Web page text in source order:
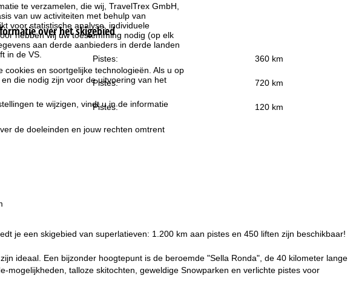
te verzamelen, die wij, TravelTrex GmbH,
van uw activiteiten met behulp van
voor statistische analyse, individuele
hebben wij uw toestemming nodig (op elk
aan derde aanbieders in derde landen
in de VS.
en soortgelijke technologieën. Als u op
die nodig zijn voor de uitvoering van het
te wijzigen, vindt u in de informatie
de doeleinden en jouw rechten omtrent
over het skigebied
Pistes: 360 km
Pistes: 720 km
Pistes: 120 km
je een skigebied van superlatieven: 1.200 km aan pistes en 450 liften zijn beschikbaar!
ideaal. Een bijzonder hoogtepunt is de beroemde "Sella Ronda", de 40 kilometer lange
mogelijkheden, talloze skitochten, geweldige Snowparken en verlichte pistes voor